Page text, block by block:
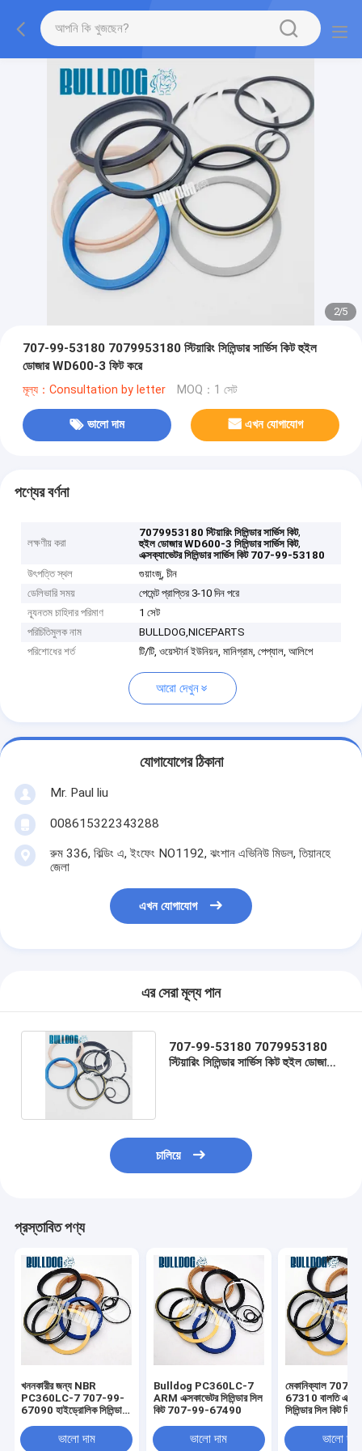
2/5
707-99-53180 7079953180 স্টিয়ারিং সিলিন্ডার সার্ভিস কিট হুইল
ডোজার WD600-3 ফিট করে
মূল্য：Consultation by letter MOQ：1 সেট
ভালো দাম এখন যোগাযোগ
পণ্যের বর্ণনা
লক্ষণীয় করা
7079953180 স্টিয়ারিং সিলিন্ডার সার্ভিস কিট,
হুইল ডোজার WD600-3 সিলিন্ডার সার্ভিস কিট,
এক্সক্যাভেটর সিলিন্ডার সার্ভিস কিট 707-99-53180
উৎপত্তি স্থল
গুয়াংজু, চীন
ডেলিভারি সময়
পেমেন্ট প্রাপ্তির 3-10 দিন পরে
ন্যূনতম চাহিদার পরিমাণ
1 সেট
পরিচিতিমুলক নাম
BULLDOG,NICEPARTS
পরিশোধের শর্ত
টি/টি, ওয়েস্টার্ন ইউনিয়ন, মানিগ্রাম, পেপ্যাল, আলিপে
আরো দেখুন
যোগাযোগের ঠিকানা
Mr. Paul liu
008615322343288
রুম 336, বিল্ডিং এ, ইংফেং NO1192, ঝংশান এভিনিউ মিডল, তিয়ানহে
জেলা
এখন যোগাযোগ
এর সেরা মূল্য পান
707-99-53180 7079953180
স্টিয়ারিং সিলিন্ডার সার্ভিস কিট হুইল ডোজার
চালিয়ে
প্রস্তাবিত পণ্য
খননকারীর জন্য NBR
PC360LC-7 707-99-
67090 হাইড্রোলিক সিলিন্ডার
ভালো দাম
Bulldog PC360LC-7
ARM এক্সকাভেটর সিলিন্ডার সিল
কিট 707-99-67490
ভালো দাম
মেকানিক্যাল 707-
67310 বালতি
সিলিন্ডার সিল কিট ফিট
ভালো দাম